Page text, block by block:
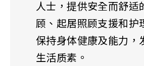
人士，提供安全而舒适
顾、起居照顾支援和护
保持身体健康及能力，
生活质素。